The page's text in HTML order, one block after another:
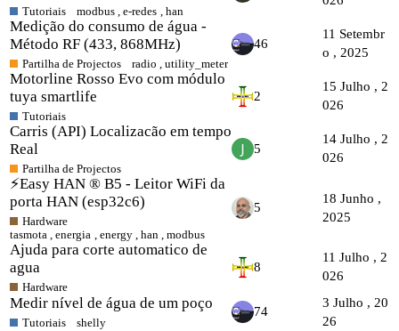
Tutoriais modbus ,e-redes , han
Medição do consumo de água -
Método RF (433, 868MHz)
Partilha de Projectos radio ,utility_meter
46
11 Setembr
o , 2025
Motorline Rosso Evo com módulo
tuya smartlife
Tutoriais
2
15 Julho , 2
026
Carris (API) Localizacão em tempo
Real
Partilha de Projectos
5
14 Julho , 2
026
⚡️Easy HAN ® B5 - Leitor WiFi da
porta HAN (esp32c6)
Hardware
tasmota ,energia , energy , han ,modbus
5
18 Junho ,
2025
Ajuda para corte automatico de
agua
Hardware
8
11 Julho , 2
026
Medir nível de água de um poço
Tutoriais shelly
74
3 Julho , 20
26